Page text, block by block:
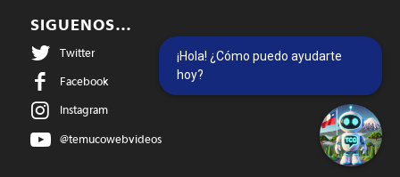
SIGUENOS…
Twitter
Facebook
Instagram
@temucowebvideos
¡Hola! ¿Cómo puedo ayudarte
hoy?